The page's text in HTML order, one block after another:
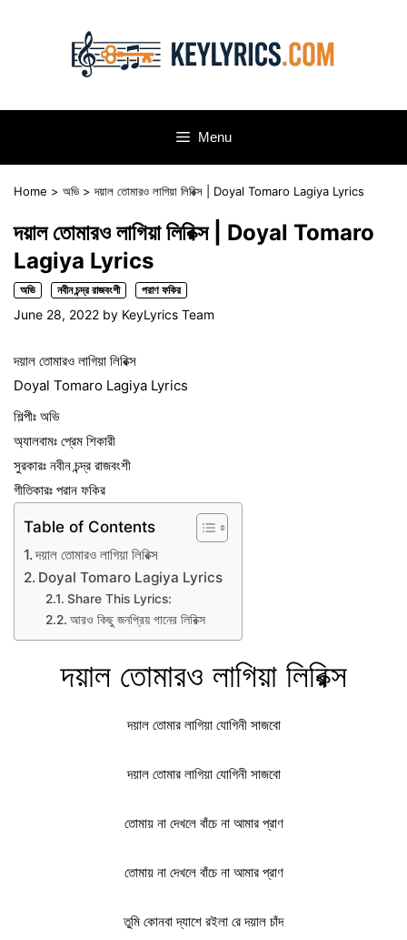
Menu
Home > অভি>দয়াল তোমারও লাগিয়া লিরিক্স | Doyal Tomaro Lagiya Lyrics
দয়াল তোমারও লাগিয়া লিরিক্স | Doyal Tomaro
Lagiya Lyrics
অভি নবীন চন্দ্র রাজবংশী পরাণ ফকির
June 28, 2022 by KeyLyrics Team
দয়াল তোমারও লাগিয়া লিরিক্স
Doyal Tomaro Lagiya Lyrics
শিল্পীঃ অভি
অ্যালবামঃ প্রেম শিকারী
সুরকারঃ নবীন চন্দ্র রাজবংশী
গীতিকারঃ পরান ফকির
Table of Contents
দয়াল তোমারও লাগিয়া লিরিক্স
Doyal Tomaro Lagiya Lyrics
Share This Lyrics:
আরও কিছু জনপ্রিয় গানের লিরিক্স
দয়াল তোমারও লাগিয়া লিরিক্স
দয়াল তোমার লাগিয়া যোগিনী সাজবো
দয়াল তোমার লাগিয়া যোগিনী সাজবো
তোমায় না দেখলে বাঁচে না আমার প্রাণ
তোমায় না দেখলে বাঁচে না আমার প্রাণ
তুমি কোনবা দ্যাশে রইলা রে দয়াল চাঁদ